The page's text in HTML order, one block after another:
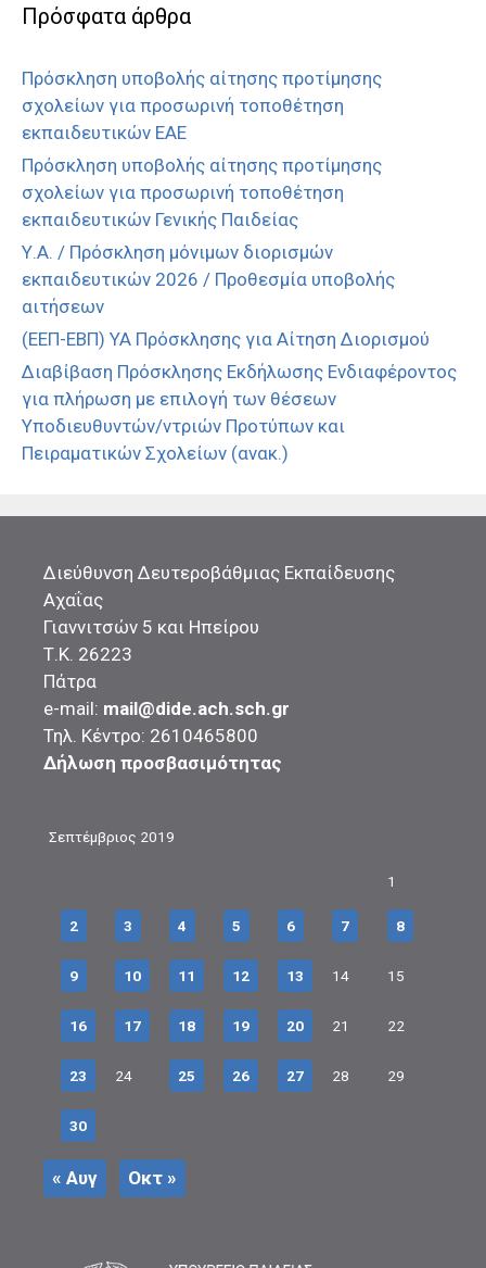
Πρόσφατα άρθρα
Πρόσκληση υποβολής αίτησης προτίμησης
σχολείων για προσωρινή τοποθέτηση
εκπαιδευτικών ΕΑΕ
Πρόσκληση υποβολής αίτησης προτίμησης
σχολείων για προσωρινή τοποθέτηση
εκπαιδευτικών Γενικής Παιδείας
Υ.Α. / Πρόσκληση μόνιμων διορισμών
εκπαιδευτικών 2026 / Προθεσμία υποβολής
αιτήσεων
(ΕΕΠ-ΕΒΠ) ΥΑ Πρόσκλησης για Αίτηση Διορισμού
Διαβίβαση Πρόσκλησης Εκδήλωσης Ενδιαφέροντος
για πλήρωση με επιλογή των θέσεων
Υποδιευθυντών/ντριών Προτύπων και
Πειραματικών Σχολείων (ανακ.)
Διεύθυνση Δευτεροβάθμιας Εκπαίδευσης
Αχαΐας
Γιαννιτσών 5 και Ηπείρου
Τ.Κ. 26223
Πάτρα
e-mail: mail@dide.ach.sch.gr
Τηλ. Κέντρο: 2610465800
Δήλωση προσβασιμότητας
Σεπτέμβριος 2019
1
2 3 4 5 6 7 8
9 10 11 12 13 14 15
16 17 18 19 20 21 22
23 24 25 26 27 28 29
30
« Αυγ Οκτ »